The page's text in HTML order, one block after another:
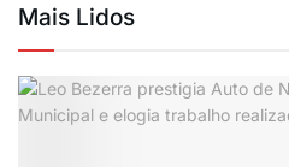
Mais Lidos